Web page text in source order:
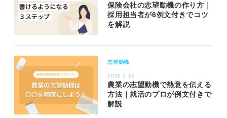
保険会社の志望動機の作り方｜
採用担当者が6例文付きでコツ
を解説
志望動機
2026.5.14
農業の志望動機で熱意を伝える
方法｜就活のプロが例文付きで
解説